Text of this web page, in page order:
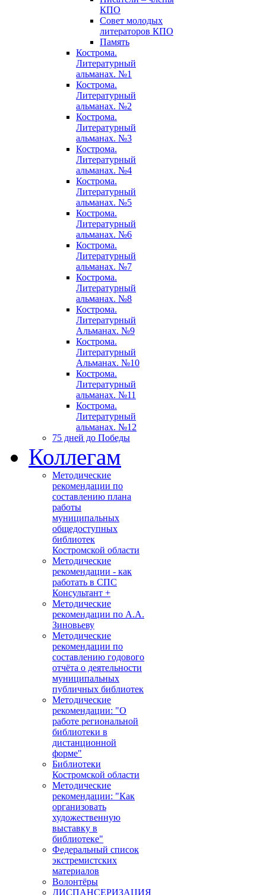
КПО
Совет молодых
литераторов КПО
Память
Кострома.
Литературный
альманах. №1
Кострома.
Литературный
альманах. №2
Кострома.
Литературный
альманах. №3
Кострома.
Литературный
альманах. №4
Кострома.
Литературный
альманах. №5
Кострома.
Литературный
альманах. №6
Кострома.
Литературный
альманах. №7
Кострома.
Литературный
альманах. №8
Кострома.
Литературный
Альманах. №9
Кострома.
Литературный
Альманах. №10
Кострома.
Литературный
альманах. №11
Кострома.
Литературный
альманах. №12
75 дней до Победы
Коллегам
Методические
рекомендации по
составлению плана
работы
муниципальных
общедоступных
библиотек
Костромской области
Методические
рекомендации - как
работать в СПС
Консультант +
Методические
рекомендации по А.А.
Зиновьеву
Методические
рекомендации по
составлению годового
отчёта о деятельности
муниципальных
публичных библиотек
Методические
рекомендации: "О
работе региональной
библиотеки в
дистанционной
форме"
Библиотеки
Костромской области
Методические
рекомендации: "Как
организовать
художественную
выставку в
библиотеке"
Федеральный список
экстремистских
материалов
Волонтёры
ДИСПАНСЕРИЗАЦИЯ